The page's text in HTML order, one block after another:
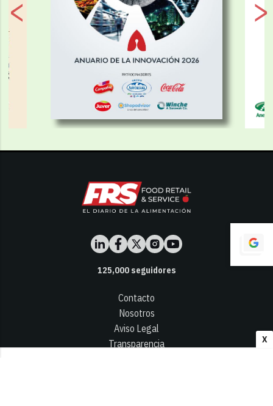
X
125,000seguidores
Contacto
Nosotros
Aviso Legal
Transparencia